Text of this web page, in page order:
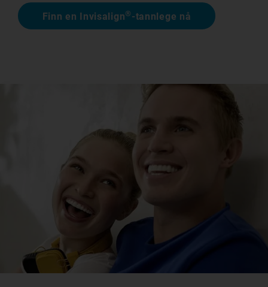
Finn en Invisalign®-tannlege nå